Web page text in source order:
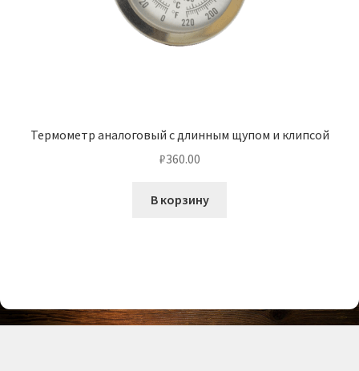
Термометр аналоговый с длинным щупом и клипсой
₽360.00
В корзину